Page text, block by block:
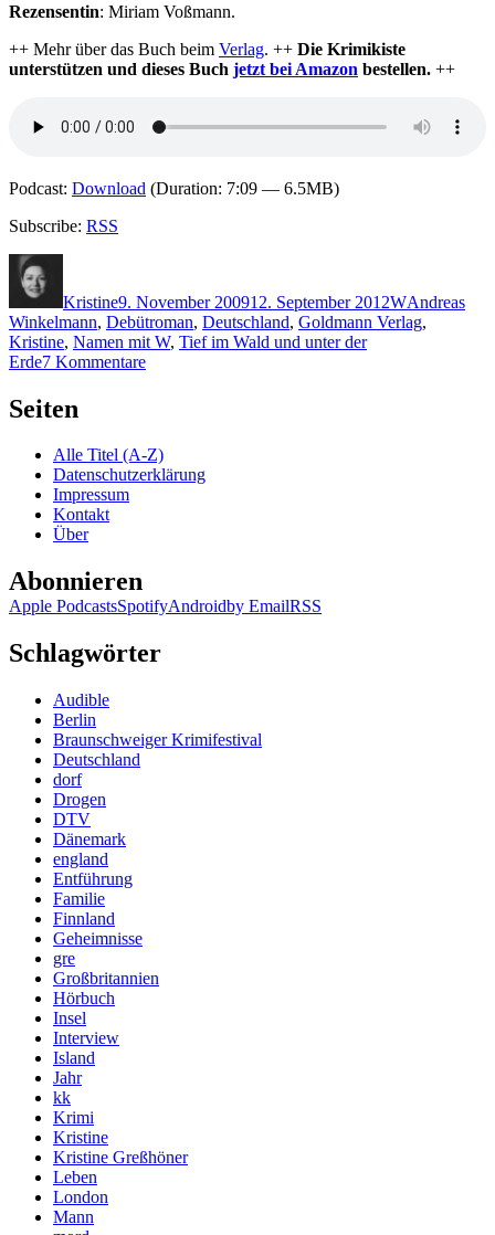
Rezensentin: Miriam Voßmann.
++ Mehr über das Buch beim Verlag. ++ Die Krimikiste
unterstützen und dieses Buch jetzt bei Amazon bestellen. ++
Podcast: Download (Duration: 7:09 — 6.5MB)
Subscribe: RSS
Kristine9. November 200912. September 2012WAndreas
Winkelmann, Debütroman, Deutschland, Goldmann Verlag,
Kristine, Namen mit W, Tief im Wald und unter der
Erde7 Kommentarezu
–
Tief
Erde
Seiten
Alle Titel (A-Z)
Datenschutzerklärung
Impressum
Kontakt
Über
Abonnieren
Apple PodcastsSpotifyAndroidby EmailRSS
Schlagwörter
Audible
Berlin
Braunschweiger Krimifestival
Deutschland
dorf
Drogen
DTV
Dänemark
england
Entführung
Familie
Finnland
Geheimnisse
gre
Großbritannien
Hörbuch
Insel
Interview
Island
Jahr
kk
Krimi
Kristine
Kristine Greßhöner
Leben
London
Mann